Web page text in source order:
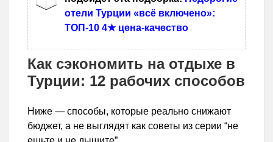
отели Турции «всё включено»:
ТОП-10 4★ цена-качество
Как сэкономить на отдыхе в
Турции: 12 рабочих способов
Ниже — способы, которые реально снижают
бюджет, а не выглядят как советы из серии “не